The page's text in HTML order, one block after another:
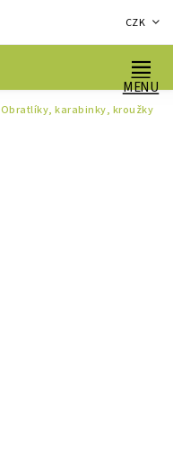
CZK
Obratlíky, karabinky, kroužky